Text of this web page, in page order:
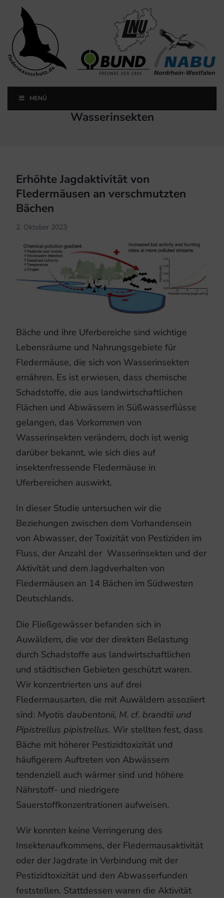
Landesfachausschuss
Fledermausschutz NRW
Landesfachausschuss Fledermausschutz NRW
MENÜ
Schlagwort:
Wasserinsekten
Erhöhte Jagdaktivität von
Fledermäusen an verschmutzten
Bächen
2. Oktober 2023
Bäche und ihre Uferbereiche sind wichtige
Lebensräume und Nahrungsgebiete für
Fledermäuse, die sich von Wasserinsekten
ernähren. Es ist erwiesen, dass chemische
Schadstoffe, die aus landwirtschaftlichen
Flächen und Abwässern in Süßwasserflüsse
gelangen, das Vorkommen von
Wasserinsekten verändern, doch ist wenig
darüber bekannt, wie sich dies auf
insektenfressende Fledermäuse in
Uferbereichen auswirkt.
In dieser Studie untersuchen wir die
Beziehungen zwischen dem Vorhandensein
von Abwasser, der Toxizität von Pestiziden im
Fluss, der Anzahl der Wasserinsekten und der
Aktivität und dem Jagdverhalten von
Fledermäusen an 14 Bächen im Südwesten
Deutschlands.
Die Fließgewässer befanden sich in
Auwäldern, die vor der direkten Belastung
durch Schadstoffe aus landwirtschaftlichen
und städtischen Gebieten geschützt waren.
Wir konzentrierten uns auf drei
Fledermausarten, die mit Auwäldern assoziiert
sind: Myotis daubentonii, M. cf. brandtii und
Pipistrellus pipistrellus. Wir stellten fest, dass
Bäche mit höherer Pestizidtoxizität und
häufigerem Auftreten von Abwässern
tendenziell auch wärmer sind und höhere
Nährstoff- und niedrigere
Sauerstoffkonzentrationen aufweisen.
Wir konnten keine Verringerung des
Insektenaufkommens, der Fledermausaktivität
oder der Jagdrate in Verbindung mit der
Pestizidtoxizität und den Abwasserfunden
feststellen. Stattdessen waren die Aktivität